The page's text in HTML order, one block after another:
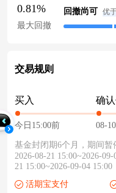
0.81%
最大回撤
回撤尚可 优
交易规则
买入
今日15:00前
确
08-
基金封闭期6个月，期间暂
2026-08-21 15:00~2026-
21 15:00~2026-09-04 15:00
活期宝支付